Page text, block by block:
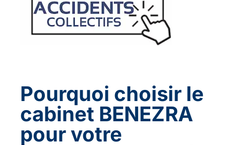
Pourquoi choisir le
cabinet BENEZRA
pour votre